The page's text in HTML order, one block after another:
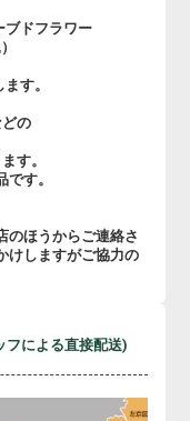
ブドフラワー
す。
の
す。
す。
のほうからご連絡さ
けしますがご協力の
フによる直接配送)